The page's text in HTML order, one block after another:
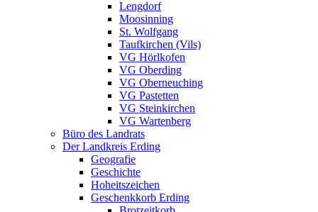
Lengdorf
Moosinning
St. Wolfgang
Taufkirchen (Vils)
VG Hörlkofen
VG Oberding
VG Oberneuching
VG Pastetten
VG Steinkirchen
VG Wartenberg
Büro des Landrats
Der Landkreis Erding
Geografie
Geschichte
Hoheitszeichen
Geschenkkorb Erding